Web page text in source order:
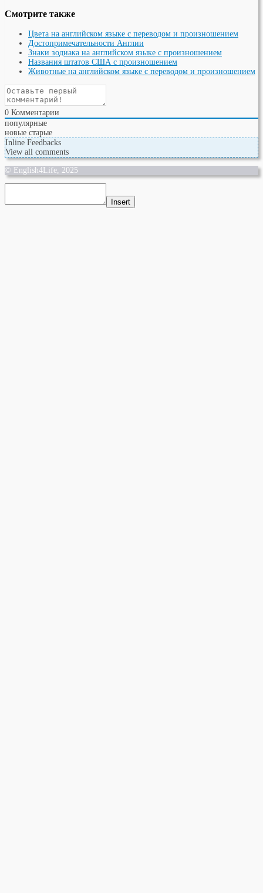
Смотрите также
Цвета на английском языке с переводом и произношением
Достопримечательности Англии
Знаки зодиака на английском языке с произношением
Названия штатов США с произношением
Животные на английском языке с переводом и произношением
0 Комментарии
популярные
новые старые
Inline Feedbacks
View all comments
© English4Life, 2025
Insert